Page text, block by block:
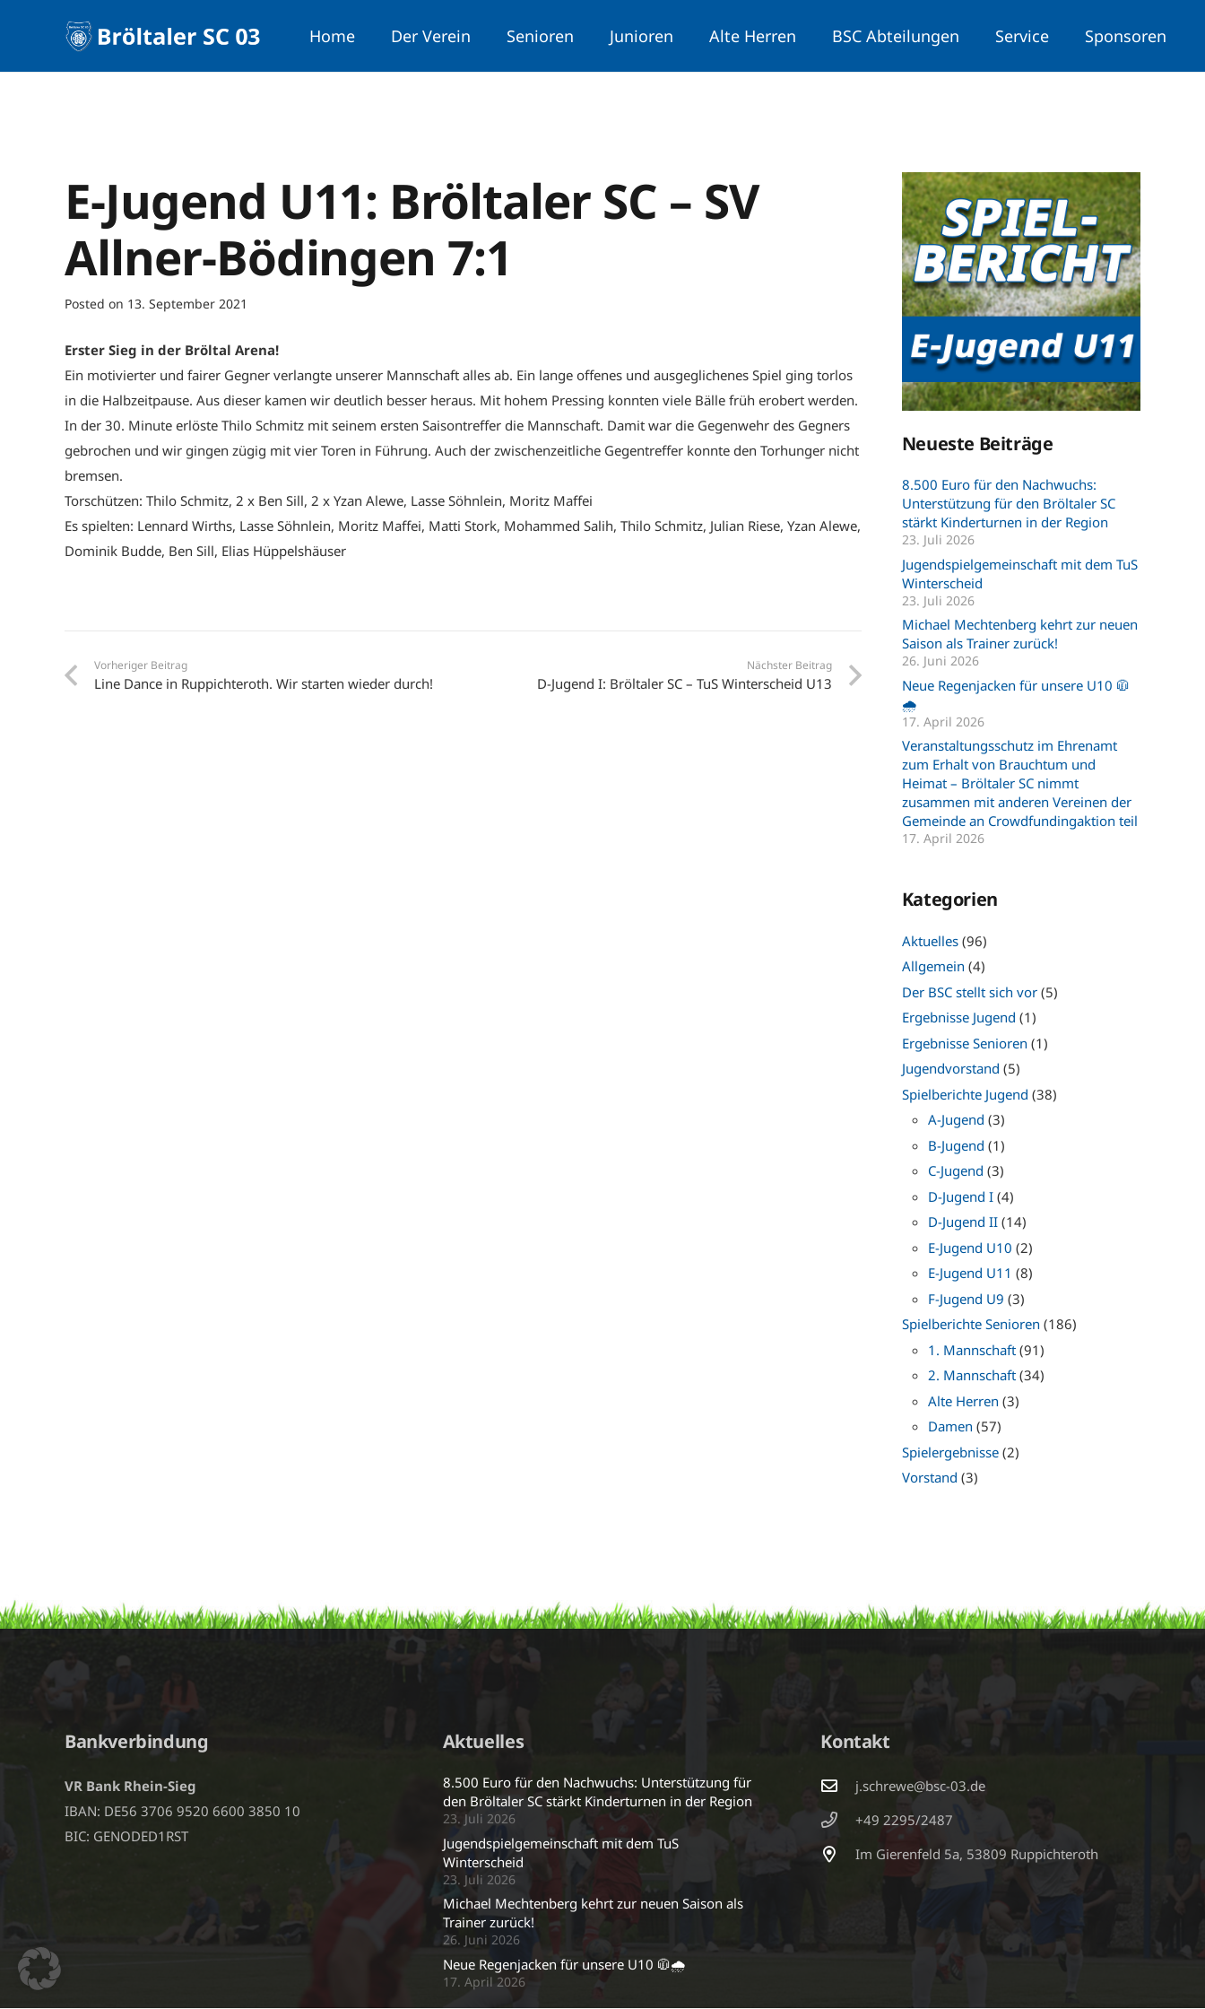
Home Der Verein Senioren Junioren Alte Herren BSC Abteilungen Service Sponsoren
E-Jugend U11: Bröltaler SC – SV
Allner-Bödingen 7:1
Posted on 13. September 2021
Erster Sieg in der Bröltal Arena!
Ein motivierter und fairer Gegner verlangte unserer Mannschaft alles ab. Ein lange offenes und ausgeglichenes Spiel ging torlos
in die Halbzeitpause. Aus dieser kamen wir deutlich besser heraus. Mit hohem Pressing konnten viele Bälle früh erobert werden.
In der 30. Minute erlöste Thilo Schmitz mit seinem ersten Saisontreffer die Mannschaft. Damit war die Gegenwehr des Gegners
gebrochen und wir gingen zügig mit vier Toren in Führung. Auch der zwischenzeitliche Gegentreffer konnte den Torhunger nicht
bremsen.
Torschützen: Thilo Schmitz, 2 x Ben Sill, 2 x Yzan Alewe, Lasse Söhnlein, Moritz Maffei
Es spielten: Lennard Wirths, Lasse Söhnlein, Moritz Maffei, Matti Stork, Mohammed Salih, Thilo Schmitz, Julian Riese, Yzan Alewe,
Dominik Budde, Ben Sill, Elias Hüppelshäuser
Vorheriger Beitrag
Line Dance in Ruppichteroth. Wir starten wieder durch!
Nächster Beitrag
D-Jugend I: Bröltaler SC – TuS Winterscheid U13
Neueste Beiträge
8.500 Euro für den Nachwuchs:
Unterstützung für den Bröltaler SC
stärkt Kinderturnen in der Region
23. Juli 2026
Jugendspielgemeinschaft mit dem TuS
Winterscheid
23. Juli 2026
Michael Mechtenberg kehrt zur neuen
Saison als Trainer zurück!
26. Juni 2026
Neue Regenjacken für unsere U10 🧥
🌧️
17. April 2026
Veranstaltungsschutz im Ehrenamt
zum Erhalt von Brauchtum und
Heimat – Bröltaler SC nimmt
zusammen mit anderen Vereinen der
Gemeinde an Crowdfundingaktion teil
17. April 2026
Kategorien
Aktuelles(96)
Allgemein (4)
Der BSC stellt sich vor(5)
Ergebnisse Jugend (1)
Ergebnisse Senioren (1)
Jugendvorstand (5)
Spielberichte Jugend (38)
A-Jugend (3)
B-Jugend (1)
C-Jugend (3)
D-Jugend I(4)
D-Jugend II(14)
E-Jugend U10 (2)
E-Jugend U11 (8)
F-Jugend U9 (3)
Spielberichte Senioren (186)
1. Mannschaft(91)
2. Mannschaft(34)
Alte Herren (3)
Damen (57)
Spielergebnisse(2)
Vorstand (3)
Bankverbindung
VR Bank Rhein-Sieg
IBAN: DE56 3706 9520 6600 3850 10
BIC: GENODED1RST
Aktuelles
8.500 Euro für den Nachwuchs: Unterstützung für
den Bröltaler SC stärkt Kinderturnen in der Region
23. Juli 2026
Jugendspielgemeinschaft mit dem TuS
Winterscheid
23. Juli 2026
Michael Mechtenberg kehrt zur neuen Saison als
Trainer zurück!
26. Juni 2026
Neue Regenjacken für unsere U10 🧥🌧️
17. April 2026
Kontakt
j.schrewe@bsc-03.de
+49 2295/2487
Im Gierenfeld 5a, 53809 Ruppichteroth